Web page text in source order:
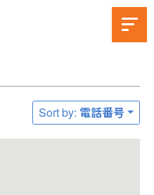
Sort by: 電話番号